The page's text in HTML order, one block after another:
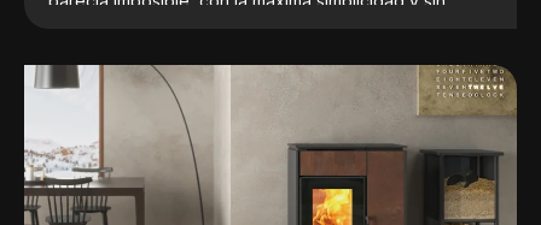
instalaciones complejas: solo hay que enchufarlo y la
magia está lista.